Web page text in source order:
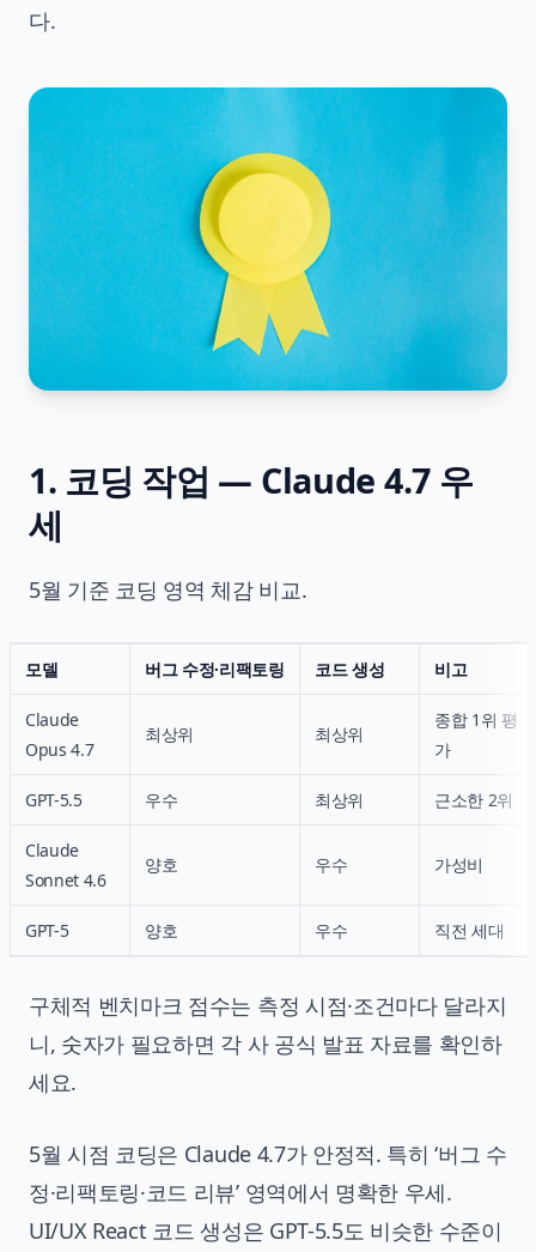
다.
1. 코딩 작업 — Claude 4.7 우
세
5월 기준 코딩 영역 체감 비교.
모델 버그 수정·리팩토링 코드 생성 비고
Claude
Opus 4.7
최상위 최상위
종합 1위 평
가
GPT-5.5 우수 최상위 근소한 2위
Claude
Sonnet 4.6
양호 우수 가성비
GPT-5 양호 우수 직전 세대
구체적 벤치마크 점수는 측정 시점·조건마다 달라지
니, 숫자가 필요하면 각 사 공식 발표 자료를 확인하
세요.
5월 시점 코딩은 Claude 4.7가 안정적. 특히 ‘버그 수
정·리팩토링·코드 리뷰’ 영역에서 명확한 우세.
UI/UX React 코드 생성은 GPT-5.5도 비슷한 수준이